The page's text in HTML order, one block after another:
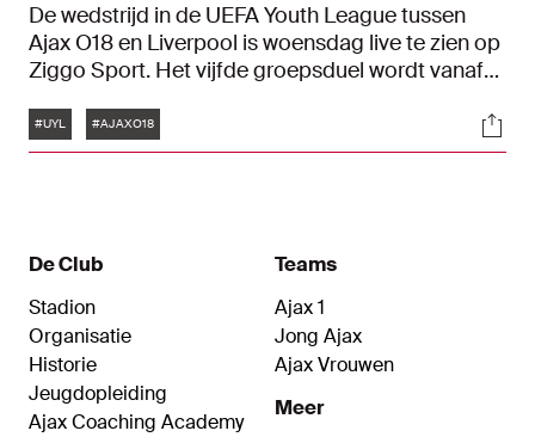
De wedstrijd in de UEFA Youth League tussen
Ajax O18 en Liverpool is woensdag live te zien op
Ziggo Sport. Het vijfde groepsduel wordt vanaf
Toekomst.
Tags
#UYL #AJAXO18
De Club
Stadion
Organisatie
Historie
Jeugdopleiding
Ajax Coaching Academy
Teams
Ajax 1
Jong Ajax
Ajax Vrouwen
Meer